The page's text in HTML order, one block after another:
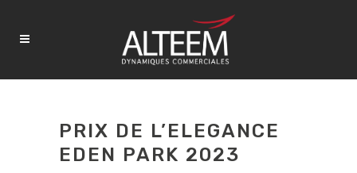
PRIX DE L’ELEGANCE
EDEN PARK 2023